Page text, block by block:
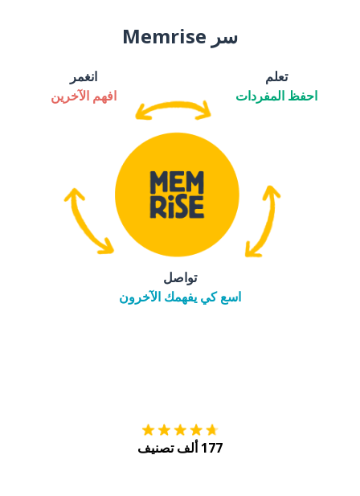
سر Memrise
تعلم
احفظ المفردات
انغمر
افهم الآخرين
تواصل
اسع كي يفهمك الآخرون
177 ألف تصنيف